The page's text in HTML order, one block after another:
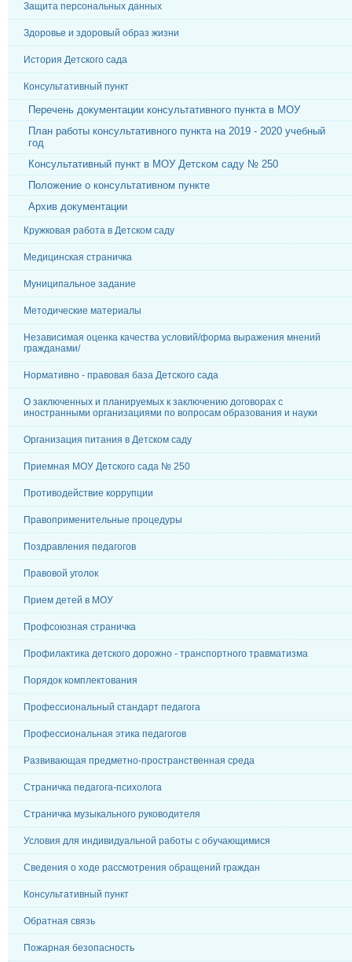
Защита персональных данных
Здоровье и здоровый образ жизни
История Детского сада
Консультативный пункт
Перечень документации консультативного пункта в МОУ
План работы консультативного пункта на 2019 - 2020 учебный
год
Консультативный пункт в МОУ Детском саду № 250
Положение о консультативном пункте
Архив документации
Кружковая работа в Детском саду
Медицинская страничка
Муниципальное задание
Методические материалы
Независимая оценка качества условий/форма выражения мнений
гражданами/
Нормативно - правовая база Детского сада
О заключенных и планируемых к заключению договорах с
иностранными организациями по вопросам образования и науки
Организация питания в Детском саду
Приемная МОУ Детского сада № 250
Противодействие коррупции
Правоприменительные процедуры
Поздравления педагогов
Правовой уголок
Прием детей в МОУ
Профсоюзная страничка
Профилактика детского дорожно - транспортного травматизма
Порядок комплектования
Профессиональный стандарт педагога
Профессиональная этика педагогов
Развивающая предметно-пространственная среда
Страничка педагога-психолога
Страничка музыкального руководителя
Условия для индивидуальной работы с обучающимися
Сведения о ходе рассмотрения обращений граждан
Консультативный пункт
Обратная связь
Пожарная безопасность